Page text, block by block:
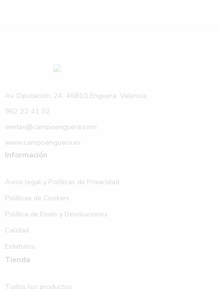
Av. Diputación, 24, 46810 Enguera, Valencia
962 22 41 02
ventas@campoenguera.com
www.campoenguera.es
Información
Aviso legal y Políticas de Privacidad
Políticas de Cookies
Política de Envío y Devoluciones
Calidad
Estatutos
Tienda
Todos los productos